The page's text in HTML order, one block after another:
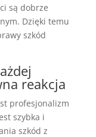
są dobrze
Dzięki temu
szkód
reakcja
profesjonalizm
szybka i
szkód z